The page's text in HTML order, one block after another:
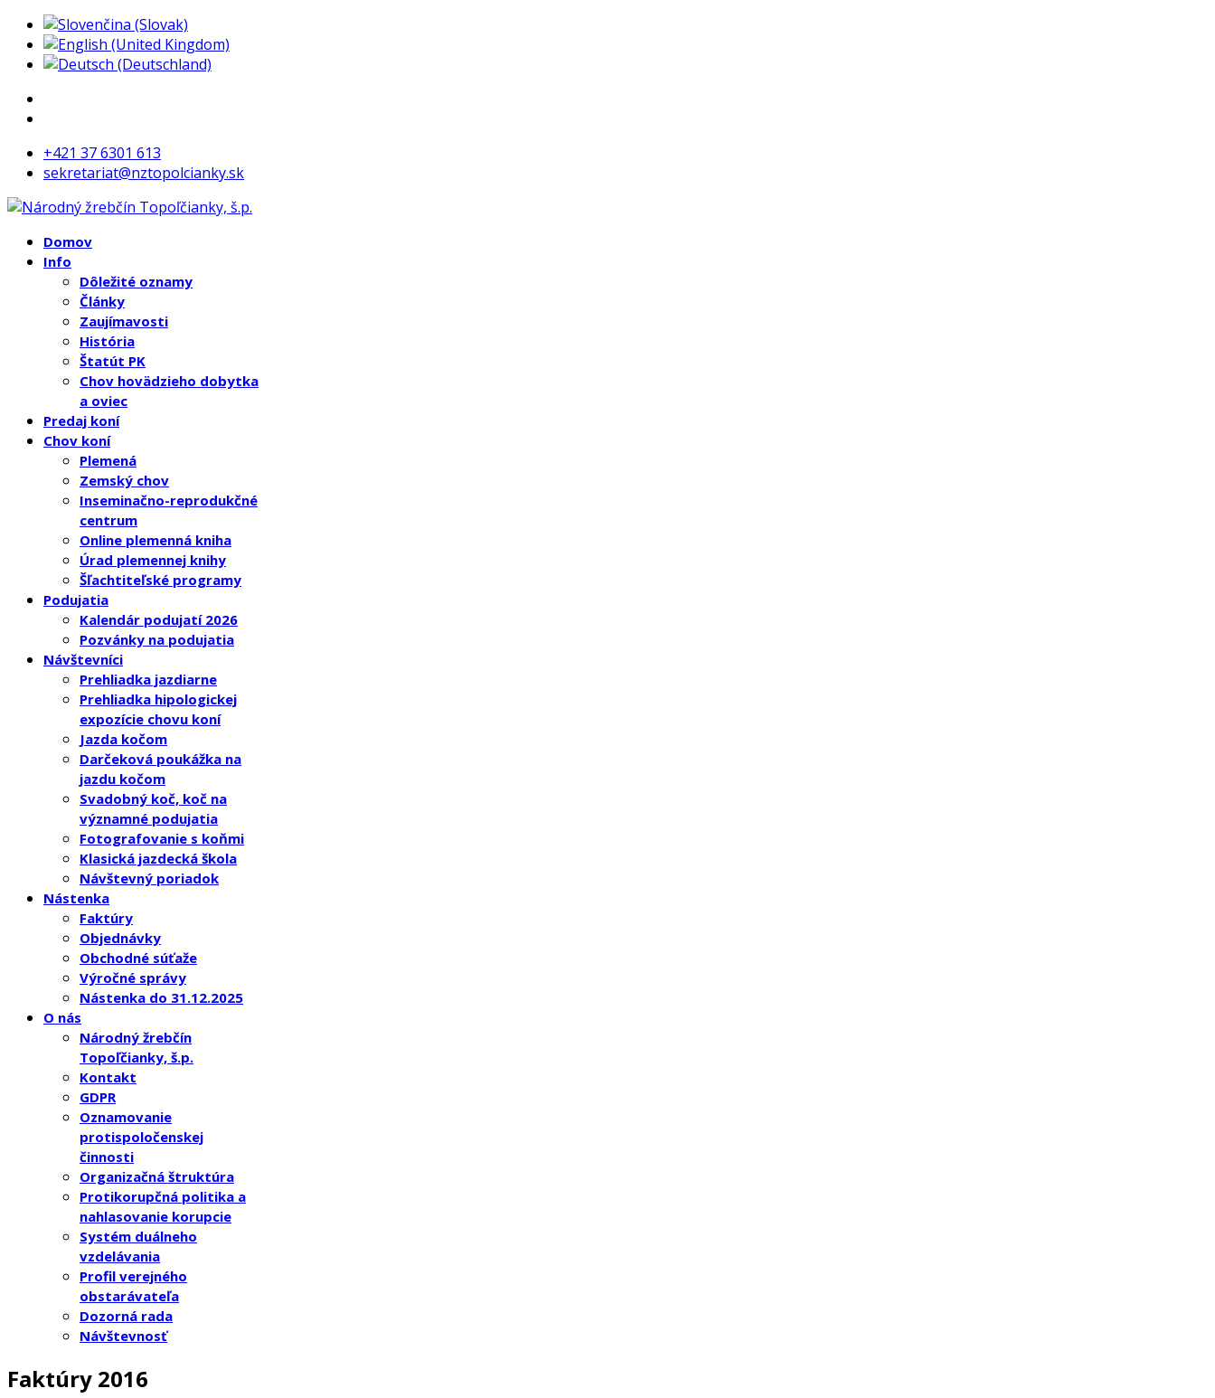
+421 37 6301 613
sekretariat@nztopolcianky.sk
Domov
Info
Dôležité oznamy
Články
Zaujímavosti
História
Štatút PK
Chov hovädzieho dobytka
a oviec
Predaj koní
Chov koní
Plemená
Zemský chov
Inseminačno-reprodukčné
centrum
Online plemenná kniha
Úrad plemennej knihy
Šľachtiteľské programy
Podujatia
Kalendár podujatí 2026
Pozvánky na podujatia
Návštevníci
Prehliadka jazdiarne
Prehliadka hipologickej
expozície chovu koní
Jazda kočom
Darčeková poukážka na
jazdu kočom
Svadobný koč, koč na
významné podujatia
Fotografovanie s koňmi
Klasická jazdecká škola
Návštevný poriadok
Nástenka
Faktúry
Objednávky
Obchodné súťaže
Výročné správy
Nástenka do 31.12.2025
O nás
Národný žrebčín
Topoľčianky, š.p.
Kontakt
GDPR
Oznamovanie
protispoločenskej
činnosti
Organizačná štruktúra
Protikorupčná politika a
nahlasovanie korupcie
Systém duálneho
vzdelávania
Profil verejného
obstarávateľa
Dozorná rada
Návštevnosť
Faktúry 2016